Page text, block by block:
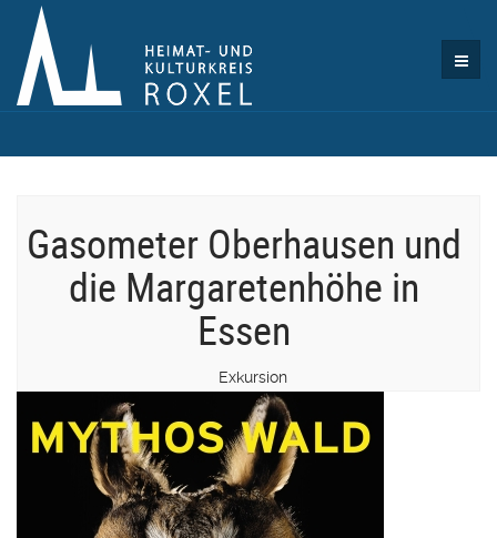
Gasometer Oberhausen und
die Margaretenhöhe in
Essen
Exkursion